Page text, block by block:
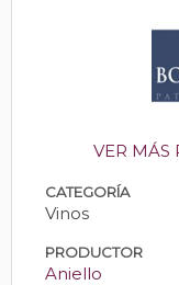
VER MÁS
CATEGORÍA
Vinos
PRODUCTOR
Aniello